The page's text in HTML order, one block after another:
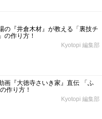
の『井倉木材』が教える「裏技チ
の作り方！
Kyotopi 編集部
画『大徳寺さいき家』直伝 「ふ
作り方！
Kyotopi 編集部